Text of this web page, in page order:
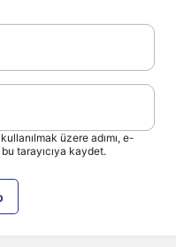
üzere adımı, e-
tarayıcıya kaydet.